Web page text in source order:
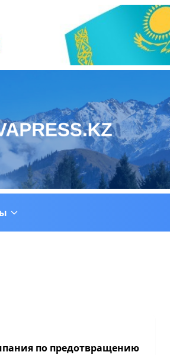
по предотвращению